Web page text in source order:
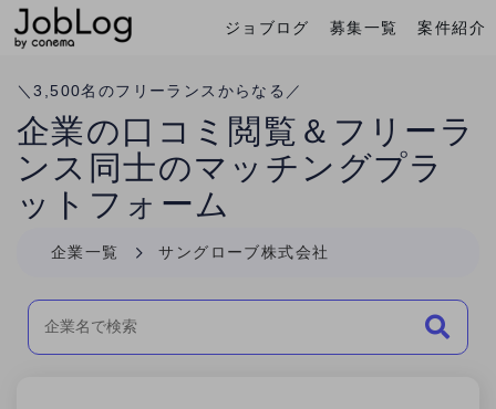
案件紹介
募集一覧
ジョブログ
＼3,500名のフリーランスからなる／
企業の口コミ閲覧＆フリーラ
ンス同士のマッチングプラ
ットフォーム
企業一覧 サングローブ株式会社